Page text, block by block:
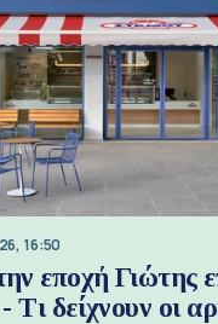
16:50
εποχή Γιώτης
Τι δείχνουν οι